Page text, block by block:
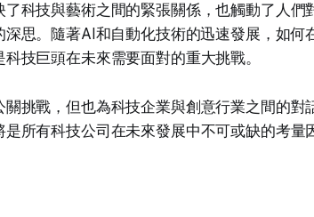
科技與藝術之間的緊張關係，也觸動了人們
思。隨著AI和自動化技術的迅速發展，如何
技巨頭在未來需要面對的重大挑戰。
挑戰，但也為科技企業與創意行業之間的對
所有科技公司在未來發展中不可或缺的考量